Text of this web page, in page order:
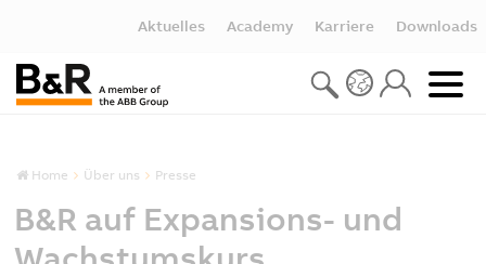
Aktuelles Academy Karriere Downloads
Home Über uns Presse
B&R auf Expansions- und